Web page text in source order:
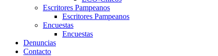
Escritores Pampeanos
Escritores Pampeanos
Encuestas
Encuestas
Denuncias
Contacto